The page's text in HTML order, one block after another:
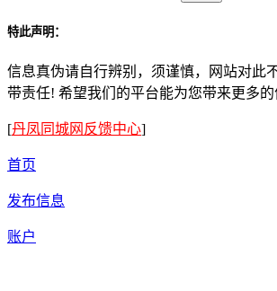
特此声明：
信息真伪请自行辨别，须谨慎，网站对此
带责任! 希望我们的平台能为您带来更多的
[丹凤同城网反馈中心]
首页
发布信息
账户